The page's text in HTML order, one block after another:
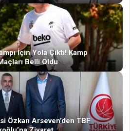
İçin Yola Çıktı! Kamp
Belli Oldu
Özkan Arseven’den TBF